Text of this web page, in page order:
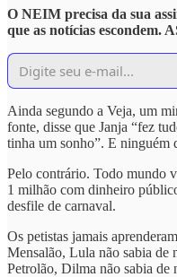
O NEIM precisa da sua
que as notícias escondem.
Ainda segundo a Veja, um
fonte, disse que Janja “fez
tinha um sonho”. E ninguém
Pelo contrário. Todo mundo
1 milhão com dinheiro
desfile de carnaval.
Os petistas jamais
Mensalão, Lula não sabia de
Petrolão, Dilma não sabia de